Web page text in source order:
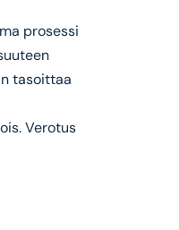
prosessi
tasoittaa
Verotus